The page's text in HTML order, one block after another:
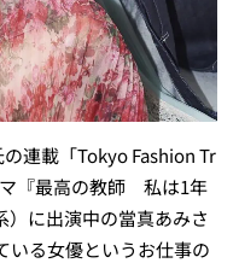
連載「Tokyo Fashion Tr
『最高の教師 私は1年
に出演中の當真あみさ
いる女優というお仕事の